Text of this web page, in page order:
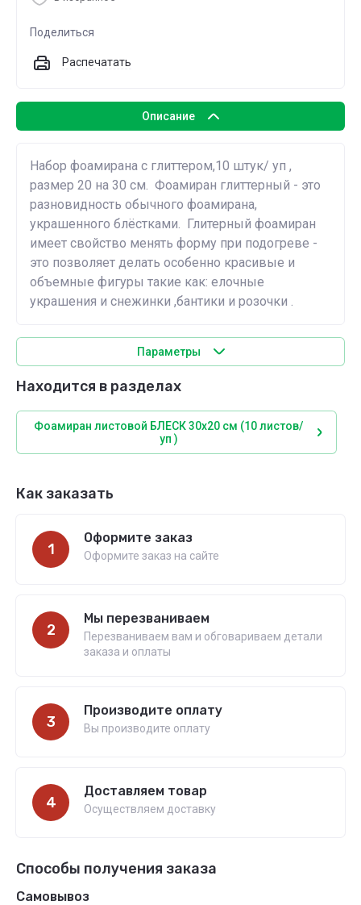
Поделиться
Распечатать
Описание
Набор фоамирана с глиттером,10 штук/ уп ,
размер 20 на 30 см. Фоамиран глиттерный - это
разновидность обычного фоамирана,
украшенного блёстками. Глитерный фоамиран
имеет свойство менять форму при подогреве -
это позволяет делать особенно красивые и
объемные фигуры такие как: елочные
украшения и снежинки ,бантики и розочки .
Параметры
Находится в разделах
Фоамиран листовой БЛЕСК 30х20 см (10 листов/
уп )
Как заказать
1
Оформите заказ
Оформите заказ на сайте
2
Мы перезваниваем
Перезваниваем вам и обговариваем детали
заказа и оплаты
3
Производите оплату
Вы производите оплату
4
Доставляем товар
Осуществляем доставку
Способы получения заказа
Самовывоз